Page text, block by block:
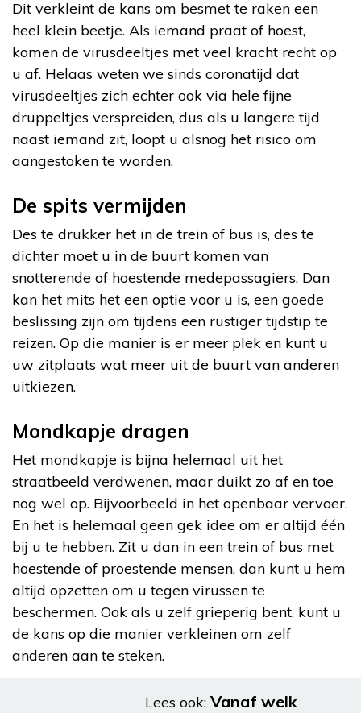
Dit verkleint de kans om besmet te raken een
heel klein beetje. Als iemand praat of hoest,
komen de virusdeeltjes met veel kracht recht op
u af. Helaas weten we sinds coronatijd dat
virusdeeltjes zich echter ook via hele fijne
druppeltjes verspreiden, dus als u langere tijd
naast iemand zit, loopt u alsnog het risico om
aangestoken te worden.
De spits vermijden
Des te drukker het in de trein of bus is, des te
dichter moet u in de buurt komen van
snotterende of hoestende medepassagiers. Dan
kan het mits het een optie voor u is, een goede
beslissing zijn om tijdens een rustiger tijdstip te
reizen. Op die manier is er meer plek en kunt u
uw zitplaats wat meer uit de buurt van anderen
uitkiezen.
Mondkapje dragen
Het mondkapje is bijna helemaal uit het
straatbeeld verdwenen, maar duikt zo af en toe
nog wel op. Bijvoorbeeld in het openbaar vervoer.
En het is helemaal geen gek idee om er altijd één
bij u te hebben. Zit u dan in een trein of bus met
hoestende of proestende mensen, dan kunt u hem
altijd opzetten om u tegen virussen te
beschermen. Ook als u zelf grieperig bent, kunt u
de kans op die manier verkleinen om zelf
anderen aan te steken.
Lees ook: Vanaf welk